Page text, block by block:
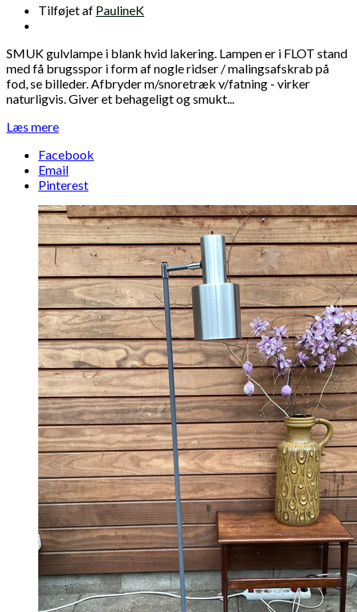
Tilføjet af PaulineK
SMUK gulvlampe i blank hvid lakering. Lampen er i FLOT stand
med få brugsspor i form af nogle ridser / malingsafskrab på
fod, se billeder. Afbryder m/snoretræk v/fatning - virker
naturligvis. Giver et behageligt og smukt...
Læs mere
Facebook
Email
Pinterest